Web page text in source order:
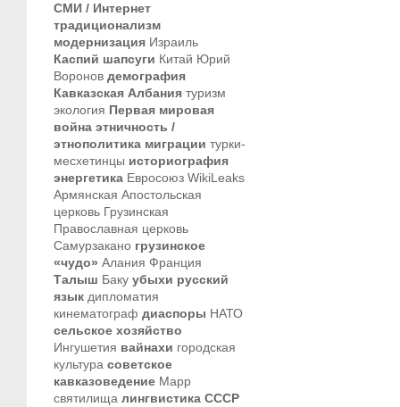
СМИ / Интернет
традиционализм
модернизация Израиль
Каспий шапсуги Китай Юрий
Воронов демография
Кавказская Албания туризм
экология Первая мировая
война этничность /
этнополитика миграции турки-
месхетинцы историография
энергетика Евросоюз WikiLeaks
Армянская Апостольская
церковь Грузинская
Православная церковь
Самурзакано грузинское
«чудо» Алания Франция
Талыш Баку убыхи русский
язык дипломатия
кинематограф диаспоры НАТО
сельское хозяйство
Ингушетия вайнахи городская
культура советское
кавказоведение Марр
святилища лингвистика СССР